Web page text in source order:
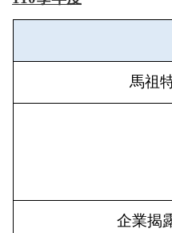
馬祖
企業揭